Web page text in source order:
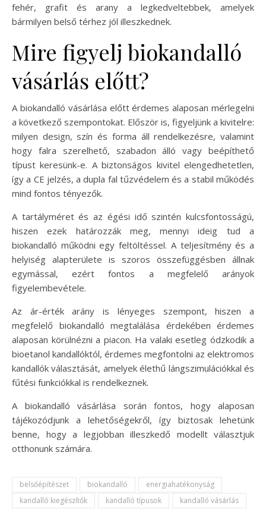
fehér, grafit és arany a legkedveltebbek, amelyek
bármilyen belső térhez jól illeszkednek.
Mire figyelj biokandalló
vásárlás előtt?
A biokandalló vásárlása előtt érdemes alaposan mérlegelni
a következő szempontokat. Először is, figyeljünk a kivitelre:
milyen design, szín és forma áll rendelkezésre, valamint
hogy falra szerelhető, szabadon álló vagy beépíthető
típust keresünk-e. A biztonságos kivitel elengedhetetlen,
így a CE jelzés, a dupla fal tűzvédelem és a stabil működés
mind fontos tényezők.
A tartályméret és az égési idő szintén kulcsfontosságú,
hiszen ezek határozzák meg, mennyi ideig tud a
biokandalló működni egy feltöltéssel. A teljesítmény és a
helyiség alapterülete is szoros összefüggésben állnak
egymással, ezért fontos a megfelelő arányok
figyelembevétele.
Az ár-érték arány is lényeges szempont, hiszen a
megfelelő biokandalló megtalálása érdekében érdemes
alaposan körülnézni a piacon. Ha valaki esetleg ódzkodik a
bioetanol kandallóktól, érdemes megfontolni az elektromos
kandallók választását, amelyek élethű lángszimulációkkal és
fűtési funkciókkal is rendelkeznek.
A biokandalló vásárlása során fontos, hogy alaposan
tájékozódjunk a lehetőségekről, így biztosak lehetünk
benne, hogy a legjobban illeszkedő modellt választjuk
otthonunk számára.
belsőépítészet biokandalló
energiahatékonyság
kandalló kiegészítők
kandalló típusok kandalló vásárlás